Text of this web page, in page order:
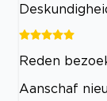
Reden
Aanschaf